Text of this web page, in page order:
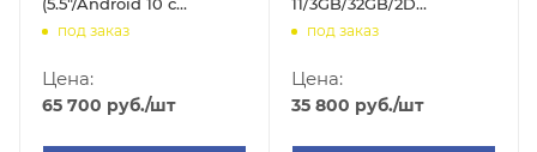
GMS/4GB/64GB/2D
под заказ
Цена:
65 700 руб./шт
ME5066/WIFI/BT/LTE/GPS/
под заказ
Цена:
35 800 руб./шт